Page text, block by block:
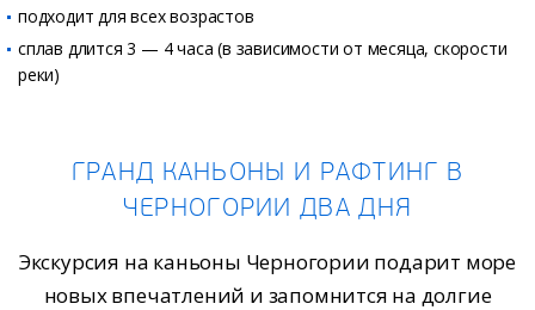
подходит для всех возрастов
сплав длится 3 — 4 часа (в зависимости от месяца, скорости
реки)
ГРАНД КАНЬОНЫ И РАФТИНГ В
ЧЕРНОГОРИИ ДВА ДНЯ
Экскурсия на каньоны Черногории подарит море
новых впечатлений и запомнится на долгие